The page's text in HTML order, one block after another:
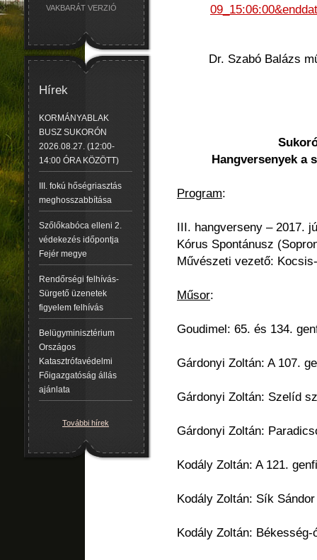
VAKBARÁT VERZIÓ
Hírek
KORMÁNYABLAK
BUSZ SUKORÓN
2026.08.27. (12:00-
14:00 ÓRA KÖZÖTT)
III. fokú hőségriasztás
meghosszabbítása
Szőlőkabóca elleni 2.
védekezés időpontja
Fejér megye
Rendőrségi felhívás-
Sürgető üzenetek
figyelem felhívás
Belügyminisztérium
Országos
Katasztrófavédelmi
Főigazgatóság állás
ajánlata
További hírek
Dr. Szabó Balázs
Hangversenyek a
Program:
III. hangverseny – 2017.
Kórus Spontánusz
Művészeti vezető:
Műsor:
Goudimel: 65. és 134.
Gárdonyi Zoltán: A 107.
Gárdonyi Zoltán: Szelíd
Gárdonyi Zoltán:
Kodály Zoltán: A 121.
Kodály Zoltán: Sík Sándor
Kodály Zoltán: Békesség-